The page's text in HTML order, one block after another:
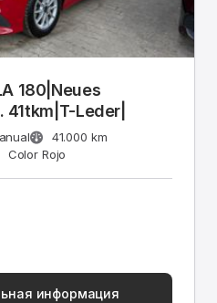
180|Neues
Leder|
41.000 km
Color Rojo
информация